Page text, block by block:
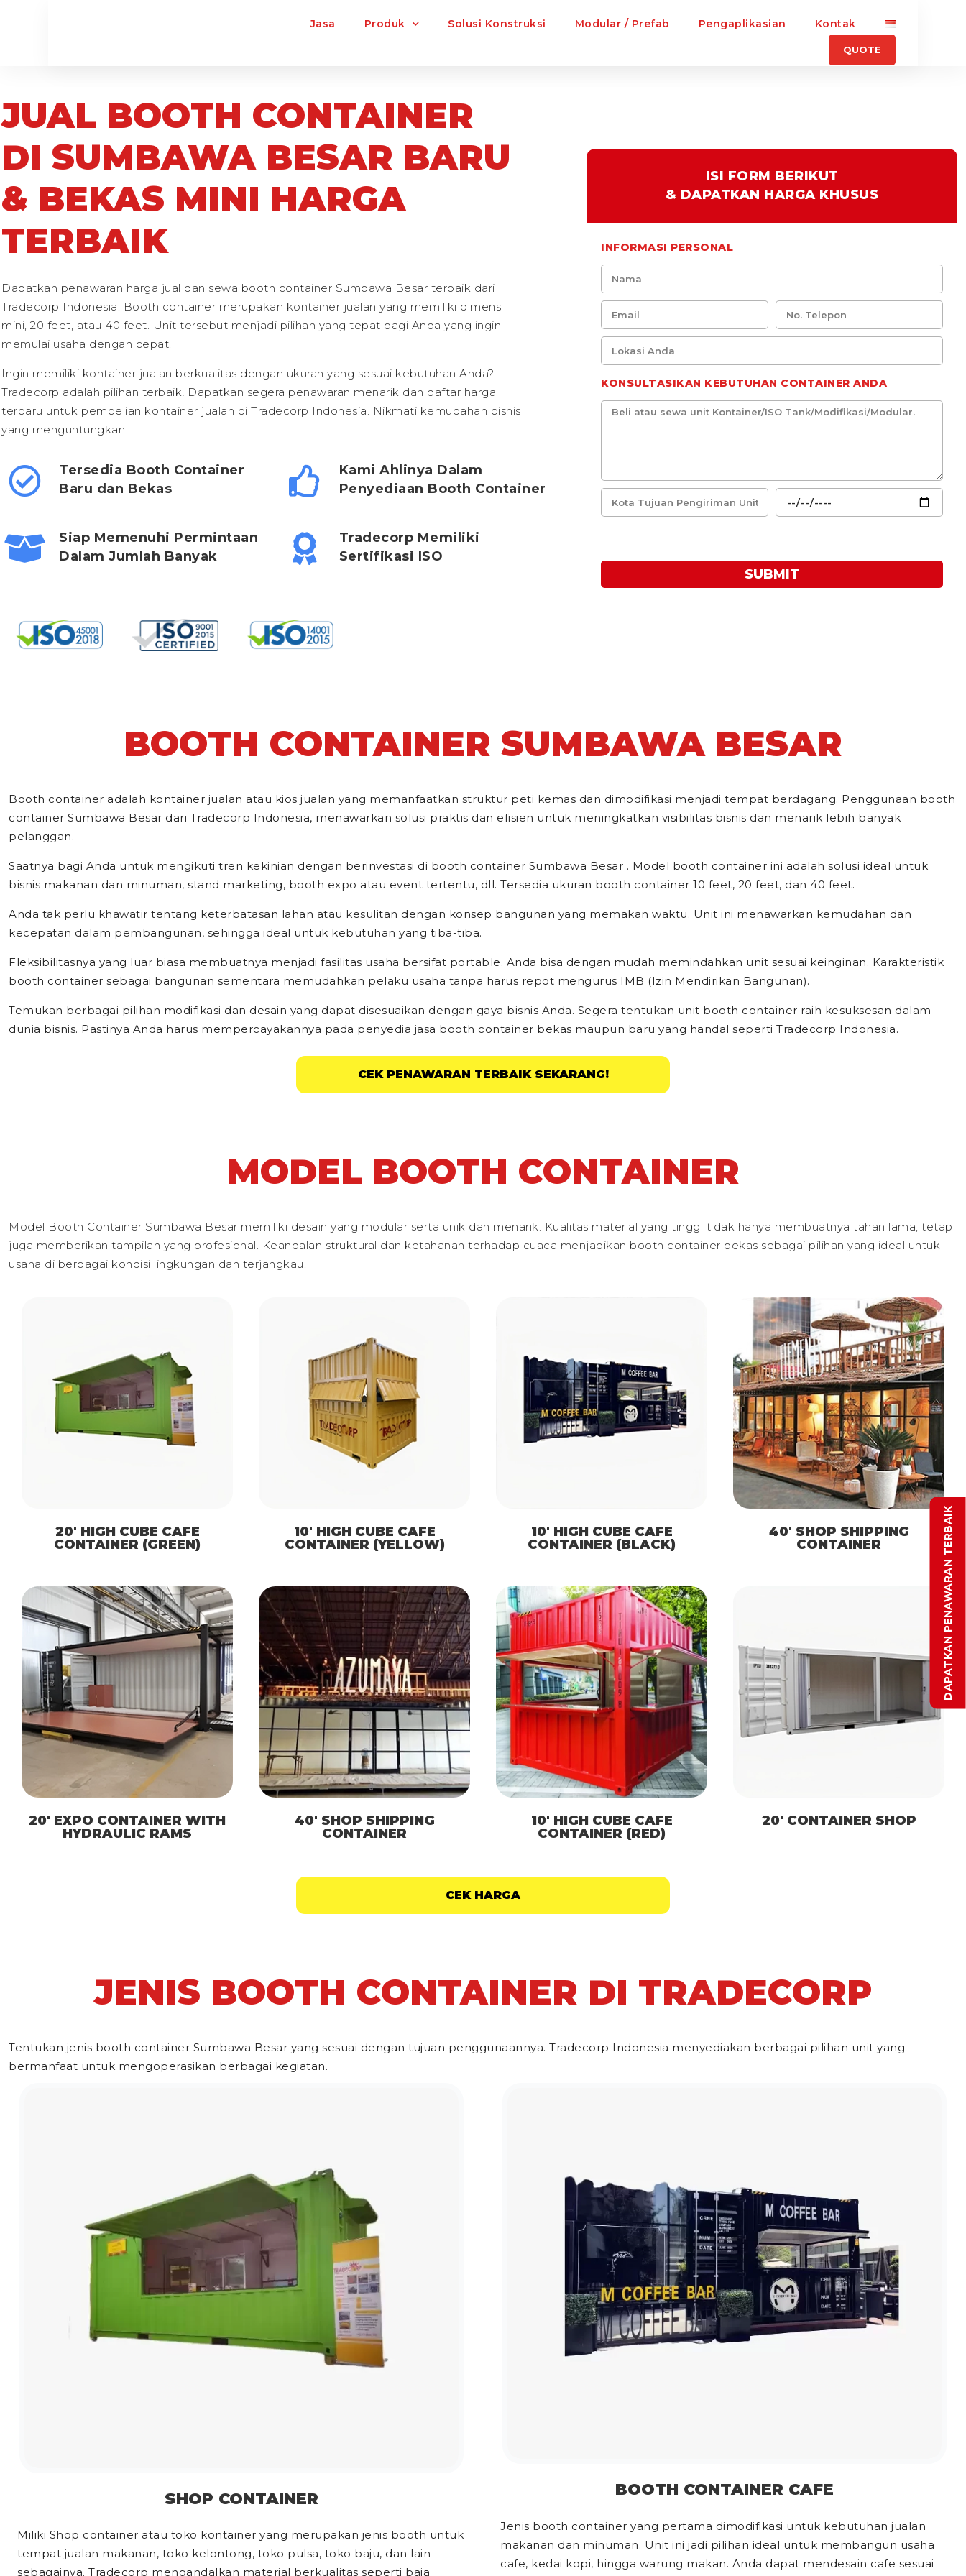
DAPATKAN PENAWARAN TERBAIK
Jasa Produk Solusi Konstruksi Modular / Prefab Pengaplikasian Kontak
QUOTE
JUAL BOOTH CONTAINER
DI SUMBAWA BESAR BARU
& BEKAS MINI HARGA
TERBAIK
Dapatkan penawaran harga jual dan sewa booth container Sumbawa Besar terbaik dari
Tradecorp Indonesia. Booth container merupakan kontainer jualan yang memiliki dimensi
mini, 20 feet, atau 40 feet. Unit tersebut menjadi pilihan yang tepat bagi Anda yang ingin
memulai usaha dengan cepat.
Ingin memiliki kontainer jualan berkualitas dengan ukuran yang sesuai kebutuhan Anda?
Tradecorp adalah pilihan terbaik! Dapatkan segera penawaran menarik dan daftar harga
terbaru untuk pembelian kontainer jualan di Tradecorp Indonesia. Nikmati kemudahan bisnis
yang menguntungkan.
Tersedia Booth Container
Baru dan Bekas
Kami Ahlinya Dalam
Penyediaan Booth Container
Siap Memenuhi Permintaan
Dalam Jumlah Banyak
Tradecorp Memiliki
Sertifikasi ISO
ISI FORM BERIKUT
& DAPATKAN HARGA KHUSUS
INFORMASI PERSONAL
KONSULTASIKAN KEBUTUHAN CONTAINER ANDA
SUBMIT
BOOTH CONTAINER SUMBAWA BESAR
Booth container adalah kontainer jualan atau kios jualan yang memanfaatkan struktur peti kemas dan dimodifikasi menjadi tempat berdagang. Penggunaan booth
container Sumbawa Besar dari Tradecorp Indonesia, menawarkan solusi praktis dan efisien untuk meningkatkan visibilitas bisnis dan menarik lebih banyak
pelanggan.
Saatnya bagi Anda untuk mengikuti tren kekinian dengan berinvestasi di booth container Sumbawa Besar . Model booth container ini adalah solusi ideal untuk
bisnis makanan dan minuman, stand marketing, booth expo atau event tertentu, dll. Tersedia ukuran booth container 10 feet, 20 feet, dan 40 feet.
Anda tak perlu khawatir tentang keterbatasan lahan atau kesulitan dengan konsep bangunan yang memakan waktu. Unit ini menawarkan kemudahan dan
kecepatan dalam pembangunan, sehingga ideal untuk kebutuhan yang tiba-tiba.
Fleksibilitasnya yang luar biasa membuatnya menjadi fasilitas usaha bersifat portable. Anda bisa dengan mudah memindahkan unit sesuai keinginan. Karakteristik
booth container sebagai bangunan sementara memudahkan pelaku usaha tanpa harus repot mengurus IMB (Izin Mendirikan Bangunan).
Temukan berbagai pilihan modifikasi dan desain yang dapat disesuaikan dengan gaya bisnis Anda. Segera tentukan unit booth container raih kesuksesan dalam
dunia bisnis. Pastinya Anda harus mempercayakannya pada penyedia jasa booth container bekas maupun baru yang handal seperti Tradecorp Indonesia.
CEK PENAWARAN TERBAIK SEKARANG!
MODEL BOOTH CONTAINER
Model Booth Container Sumbawa Besar memiliki desain yang modular serta unik dan menarik. Kualitas material yang tinggi tidak hanya membuatnya tahan lama, tetapi
juga memberikan tampilan yang profesional. Keandalan struktural dan ketahanan terhadap cuaca menjadikan booth container bekas sebagai pilihan yang ideal untuk
usaha di berbagai kondisi lingkungan dan terjangkau.
20′ HIGH CUBE CAFE
CONTAINER (GREEN)
10′ HIGH CUBE CAFE
CONTAINER (YELLOW)
10′ HIGH CUBE CAFE
CONTAINER (BLACK)
40′ SHOP SHIPPING
CONTAINER
20′ EXPO CONTAINER WITH
HYDRAULIC RAMS
40′ SHOP SHIPPING
CONTAINER
10′ HIGH CUBE CAFE
CONTAINER (RED)
20′ CONTAINER SHOP
CEK HARGA
JENIS BOOTH CONTAINER DI TRADECORP
Tentukan jenis booth container Sumbawa Besar yang sesuai dengan tujuan penggunaannya. Tradecorp Indonesia menyediakan berbagai pilihan unit yang
bermanfaat untuk mengoperasikan berbagai kegiatan.
SHOP CONTAINER
Miliki Shop container atau toko kontainer yang merupakan jenis booth untuk
tempat jualan makanan, toko kelontong, toko pulsa, toko baju, dan lain
sebagainya. Tradecorp mengandalkan material berkualitas seperti baja
BOOTH CONTAINER CAFE
Jenis booth container yang pertama dimodifikasi untuk kebutuhan jualan
makanan dan minuman. Unit ini jadi pilihan ideal untuk membangun usaha
cafe, kedai kopi, hingga warung makan. Anda dapat mendesain cafe sesuai